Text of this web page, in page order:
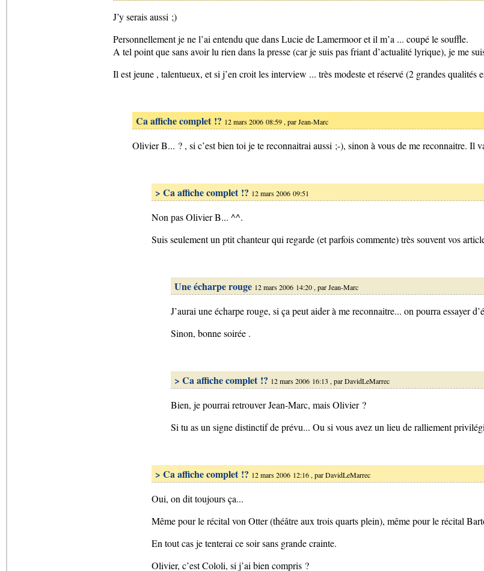
J’y serais aussi ;)
Personnellement je ne l’ai entendu que dans Lucie de Lamermoor et il m’a ... coupé le souffle.
A tel point que sans avoir lu rien dans la presse (car je suis pas friant d’actualité lyrique), je me
Il est jeune , talentueux, et si j’en croit les interview ... très modeste et réservé (2 grandes
Ca affiche complet !? 12 mars 2006 08:59 , parJean-Marc
Olivier B... ? , si c’est bien toi je te reconnaitrai aussi ;-), sinon à vous de me reconnaitre. Il
> Ca affiche complet !? 12 mars 2006 09:51
Non pas Olivier B... ^^.
Suis seulement un ptit chanteur qui regarde (et parfois commente) très souvent vos
Une écharpe rouge 12 mars 2006 14:20 , parJean-Marc
J’aurai une écharpe rouge, si ça peut aider à me reconnaitre... on pourra essayer
Sinon, bonne soirée .
> Ca affiche complet !? 12 mars 2006 16:13 , parDavidLeMarrec
Bien, je pourrai retrouver Jean-Marc, mais Olivier ?
Si tu as un signe distinctif de prévu... Ou si vous avez un lieu de ralliement
> Ca affiche complet !? 12 mars 2006 12:16 , parDavidLeMarrec
Oui, on dit toujours ça...
Même pour le récital von Otter (théâtre aux trois quarts plein), même pour le récital
En tout cas je tenterai ce soir sans grande crainte.
Olivier, c’est Cololi, si j’ai bien compris ?